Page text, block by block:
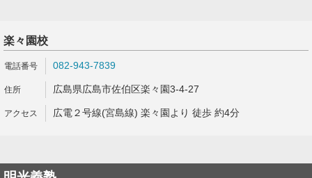
楽々園校
082-943-7839
広島県広島市佐伯区楽々園3-4-27
広電２号線(宮島線) 楽々園より 徒歩 約4分